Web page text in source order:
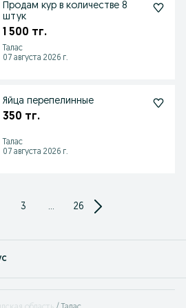
Продам кур в количестве 8
штук
1 500 тг.
Талас
07 августа 2026 г.
Яйца перепелинные
350 тг.
Талас
07 августа 2026 г.
3 ... 26